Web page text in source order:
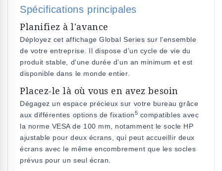
Spécifications principales
Planifiez à l'avance
Déployez cet affichage Global Series sur l'ensemble
de votre entreprise. Il dispose d’un cycle de vie du
produit stable, d'une durée d’un an minimum et est
disponible dans le monde entier.
Placez-le là où vous en avez besoin
Dégagez un espace précieux sur votre bureau grâce
aux différentes options de fixation5 compatibles avec
la norme VESA de 100 mm, notamment le socle HP
ajustable pour deux écrans, qui peut accueillir deux
écrans avec le même encombrement que les socles
prévus pour un seul écran.